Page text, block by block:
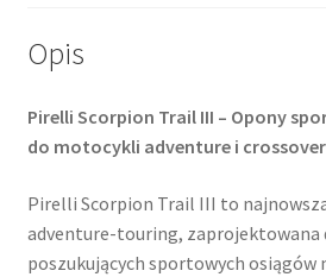
Opis
Pirelli Scorpion Trail III – Opony
do motocykli adventure i crossover
Pirelli Scorpion Trail III to
adventure-touring,
poszukujących sportowych osiągów